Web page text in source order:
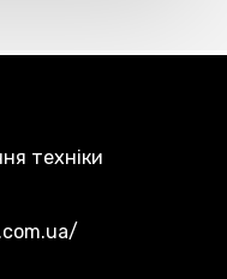
техніки